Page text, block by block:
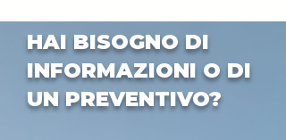
HAI BISOGNO DI
INFORMAZIONI O DI
UN PREVENTIVO?